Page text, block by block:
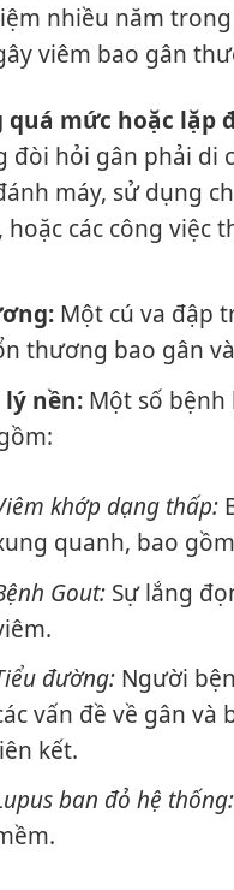
nhiều năm
viêm bao gân
quá mức hoặc lặp
đòi hỏi gân phải di
máy, sử dụng
các công việc
Một cú va đập
thương bao gân
lý nền:Một số bệnh
khớp dạng thấp:
quanh, bao
Gout:Sự lắng
đường:Người
vấn đề về gân
kết.
ban đỏ hệ thống: